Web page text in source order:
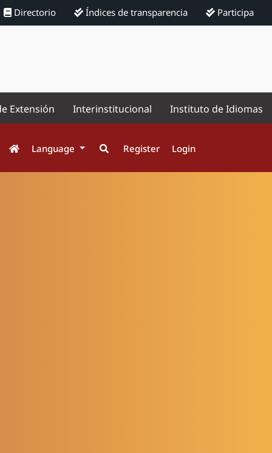
Directorio Índices de transparencia Participa
Extensión Interinstitucional Instituto de Idiomas
Language Register Login